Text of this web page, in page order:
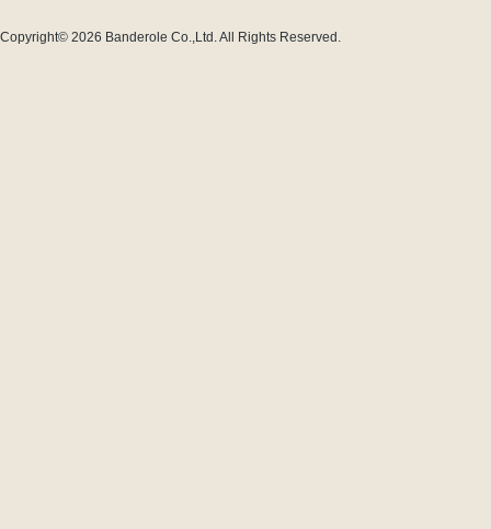
Copyright© 2026 Banderole Co.,Ltd.All Rights Reserved.